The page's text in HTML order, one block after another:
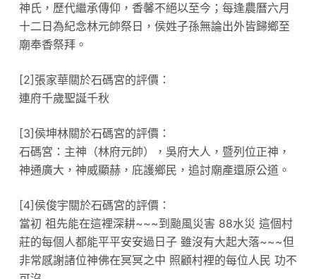
神氏，歷代繼承傳仰，香馨不絕以至今；每逢農曆六月
十二日為紀念林元帥祭日，侯姓子孫無論出外皆歸鄉至
廟奉香祭拜。
[2]張家華關於石碼宮的評價：
連府千歲聖誕千秋
[3]侯坤林關於石碼宮的評價：
石碼宮：主神（林府元帥），吳府大人，暨列位正神，
神通廣大，神威顯赫，庇護鄉民，追討廟產還原公道。
[4]侯俊宇關於石碼宮的評價：
當初 祖先能在這裡深耕~~~到颱風災害 88水災 這個村
莊的每個人都能平平安安過日子 雖沒有大起大落~~~但
非常感謝諸位神佛在冥冥之中 照顧村裡的每位人民 功不